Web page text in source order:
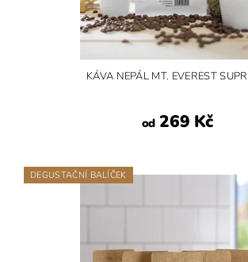
KÁVA NEPÁL MT. EVEREST
od269 Kč
DEGUSTAČNÍ BALÍČEK